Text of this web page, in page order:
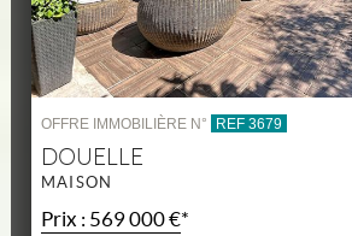
OFFRE IMMOBILIÈRE N° REF 3679
DOUELLE
MAISON
Prix : 569 000 €*